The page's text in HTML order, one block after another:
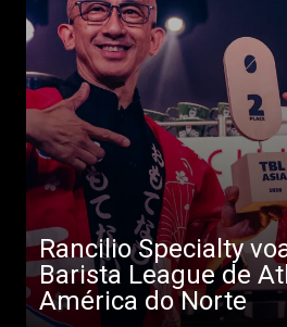
Rancilio Specialty
Barista League de
América do Norte